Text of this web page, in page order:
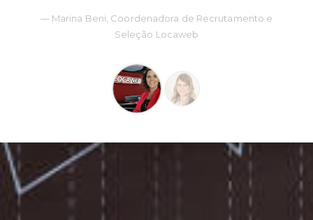
Marina Beni, Coordenadora de Recrutamento e
Seleção Locaweb